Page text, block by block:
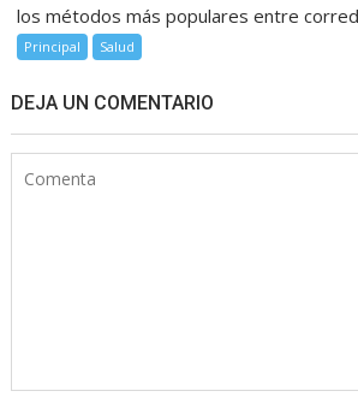
los métodos más populares entre
Principal Salud
DEJA UN COMENTARIO